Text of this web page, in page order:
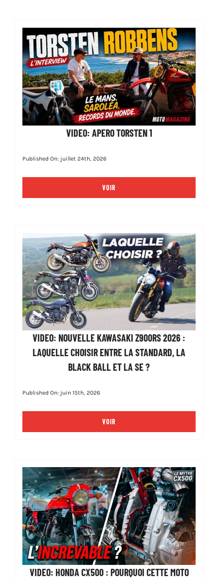
VIDEO: APERO TORSTEN 1
Published On: juillet 24th, 2026
VOIR
VIDEO: NOUVELLE KAWASAKI Z900RS 2026 :
LAQUELLE CHOISIR ENTRE LA STANDARD, LA
BLACK BALL ET LA SE ?
Published On: juin 15th, 2026
VOIR
VIDEO: HONDA CX500 : POURQUOI CETTE MOTO